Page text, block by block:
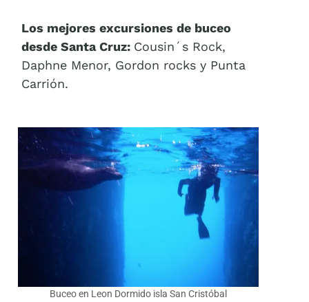
Los mejores excursiones de buceo
desde Santa Cruz: Cousin´s Rock,
Daphne Menor, Gordon rocks y Punta
Carrión.
Buceo en Leon Dormido isla San Cristóbal